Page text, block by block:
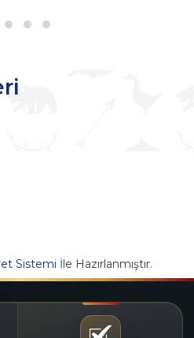
Sistemi İle Hazırlanmıştır.